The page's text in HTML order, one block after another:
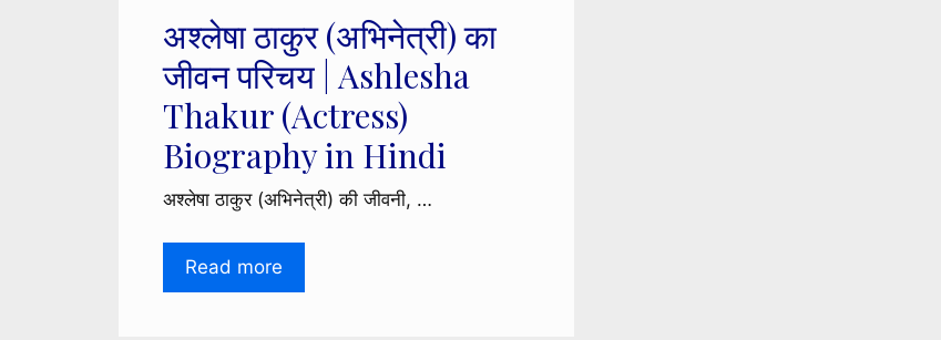
अश्लेषा ठाकुर (अभिनेत्री) का
जीवन परिचय | Ashlesha
Thakur (Actress)
Biography in Hindi
अश्लेषा ठाकुर (अभिनेत्री) की जीवनी, …
Read more